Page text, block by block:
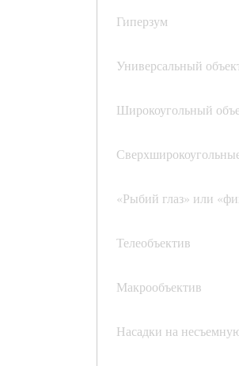
Гиперзум
Универсальный
Широкоугольный
«Рыбий глаз» или
Телеобъектив
Макрообъектив
Насадки на